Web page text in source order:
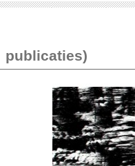
publicaties)